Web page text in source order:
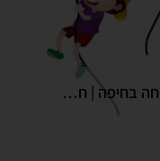
אטרקציות לילדים בחיפה | חדר בריחה בחיפה | חדר בריחה דרך המלך